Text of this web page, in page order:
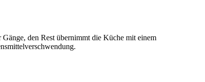
den Rest übernimmt die Küche mit einem